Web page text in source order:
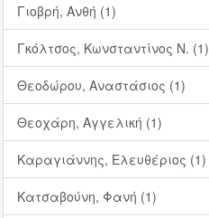
Γιοβρή, Ανθή (1)
Γκόλτσος, Κωνσταντίνος Ν. (1)
Θεοδώρου, Αναστάσιος (1)
Θεοχάρη, Αγγελική (1)
Καραγιάννης, Ελευθέριος (1)
Κατσαβούνη, Φανή (1)